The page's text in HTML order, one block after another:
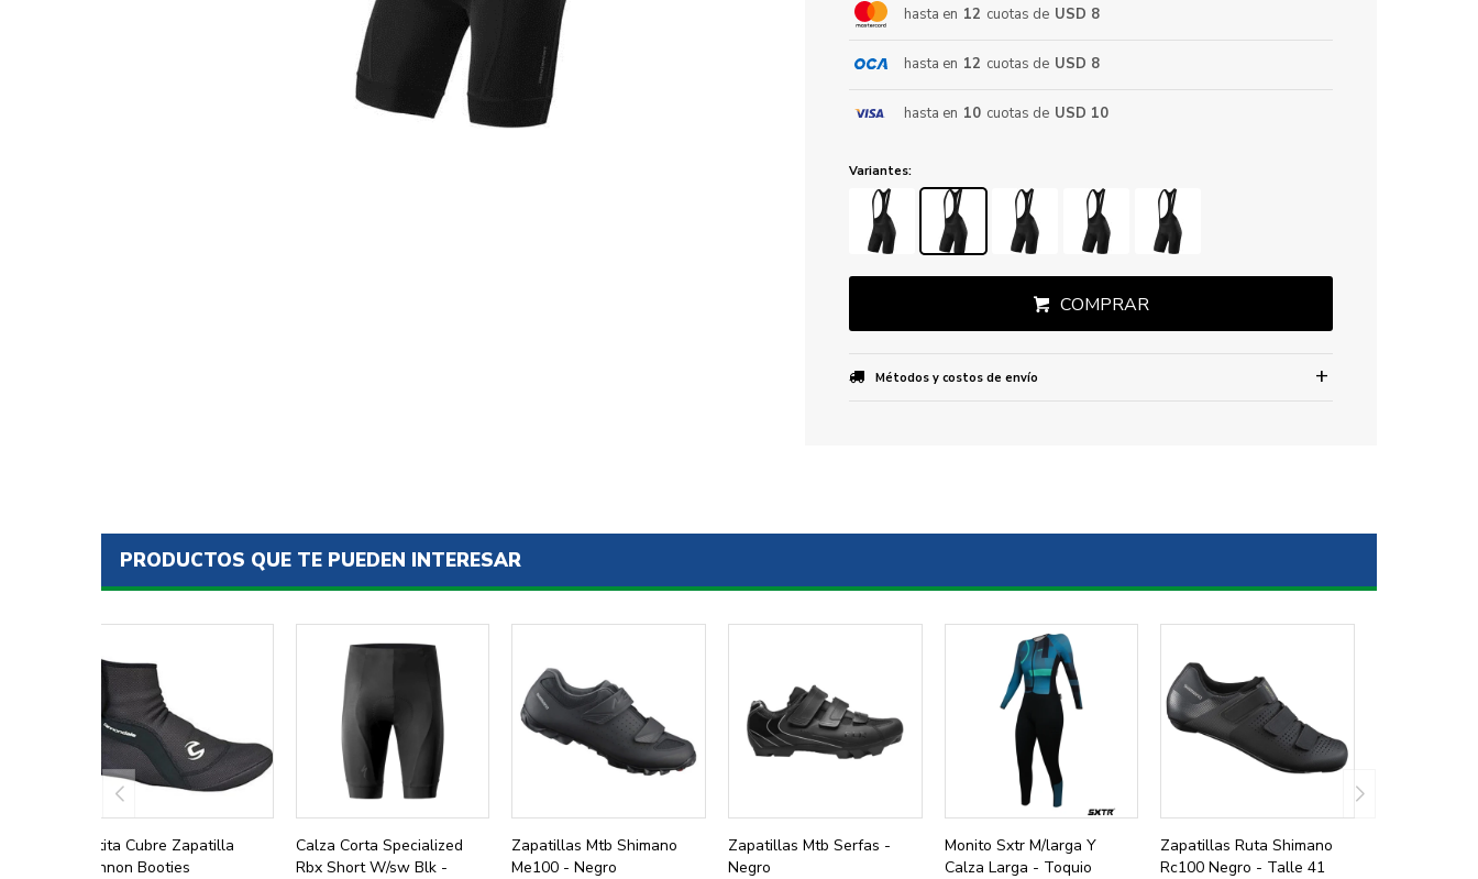
hasta en 12 cuotas de USD 8
hasta en 12 cuotas de USD 8
hasta en 10 cuotas de USD 10
Variantes:
COMPRAR
Métodos y costos de envío
PRODUCTOS QUE TE PUEDEN INTERESAR
Botita Cubre Zapatilla
Cannon Booties
Calza Corta Specialized
Rbx Short W/sw Blk -
Zapatillas Mtb Shimano
Me100 - Negro
Zapatillas Mtb Serfas -
Negro
Monito Sxtr M/larga Y
Calza Larga - Toquio
Zapatillas Ruta Shimano
Rc100 Negro - Talle 41